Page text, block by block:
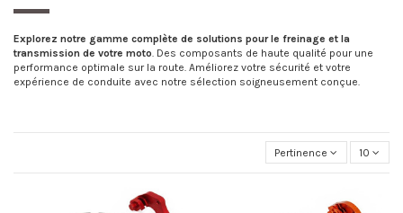
Explorez notre gamme complète de solutions pour le freinage et la
transmission de votre moto . Des composants de haute qualité pour une
performance optimale sur la route. Améliorez votre sécurité et votre
expérience de conduite avec notre sélection soigneusement conçue.
Pertinence 10